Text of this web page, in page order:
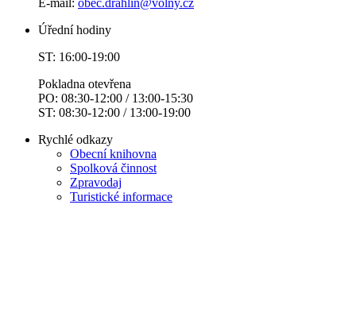
E-mail: obec.drahlin@volny.cz
Úřední hodiny
ST: 16:00-19:00
Pokladna otevřena
PO: 08:30-12:00 / 13:00-15:30
ST: 08:30-12:00 / 13:00-19:00
Rychlé odkazy
Obecní knihovna
Spolková činnost
Zpravodaj
Turistické informace